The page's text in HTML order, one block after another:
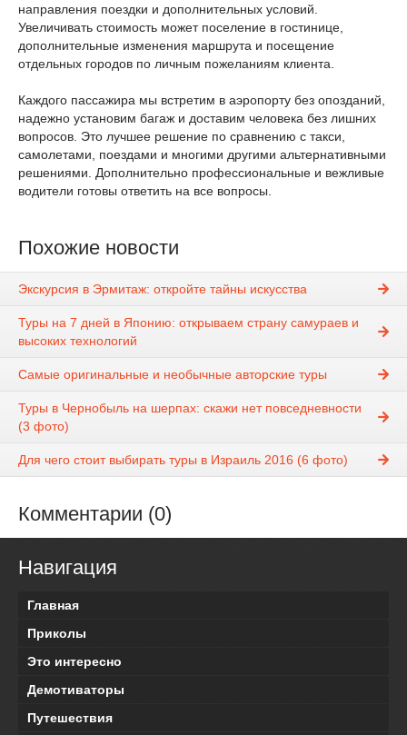
направления поездки и дополнительных условий.
Увеличивать стоимость может поселение в гостинице,
дополнительные изменения маршрута и посещение
отдельных городов по личным пожеланиям клиента.
Каждого пассажира мы встретим в аэропорту без опозданий,
надежно установим багаж и доставим человека без лишних
вопросов. Это лучшее решение по сравнению с такси,
самолетами, поездами и многими другими альтернативными
решениями. Дополнительно профессиональные и вежливые
водители готовы ответить на все вопросы.
Похожие новости
Экскурсия в Эрмитаж: откройте тайны искусства
Туры на 7 дней в Японию: открываем страну самураев и
высоких технологий
Самые оригинальные и необычные авторские туры
Туры в Чернобыль на шерпах: скажи нет повседневности
(3 фото)
Для чего стоит выбирать туры в Израиль 2016 (6 фото)
Комментарии (0)
Навигация
Главная
Приколы
Это интересно
Демотиваторы
Путешествия